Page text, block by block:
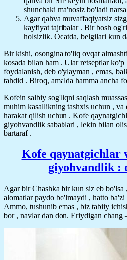
shunchaki ma'nosiz bo'ladi
Agar qahva muvaffaqiyatsiz
kayfiyat tajribalar . Bir bosh
holsizlik. Odatda, belgilari kun
Bir kishi, osongina to'liq ovqat
kosada bilan ham . Ular retseptlar ko'p
foydalanish, deb o'ylayman , emas,
tahdid . Biroq, amalda hamma ancha
Kofein salbiy sog'liqni saqlash
muhim kasallikning tashxis uchun , va
harakat qilish uchun . Kofe
giyohvandlik sabablari , lekin bilan
bartaraf .
Kofe qaynatgichlar
giyohvandlik :
Agar bir Chashka bir kun siz eb bo'lsa
alomatlar paydo bo'lmaydi , hatto
Ammo, tushunib emas , biz tabiiy
bor , navlar dan don. Eriydigan chang